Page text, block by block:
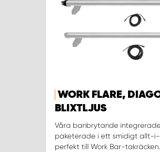
WORK FLARE,
BLIXTLJUS
Våra banbrytande
paketerade i ett smidigt allt-
perfekt till Work Bar-takräcken.